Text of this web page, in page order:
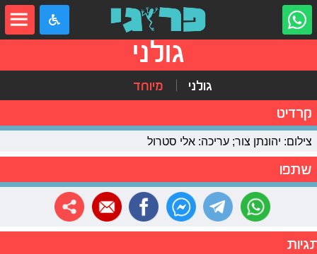
גולני
גולני מיוחד
קרדיט
צילום: יהונתן צור; עריכה: אלי סטרול
שתפו